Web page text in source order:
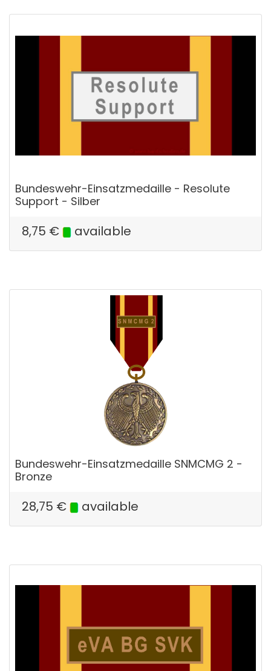
Bundeswehr-Einsatzmedaille - Resolute
Support - Silber
8,75 € available
Bundeswehr-Einsatzmedaille SNMCMG 2 -
Bronze
28,75 € available